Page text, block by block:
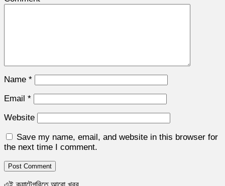
Name *
Email *
Website
Save my name, email, and website in this browser for
the next time I comment.